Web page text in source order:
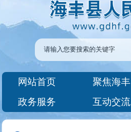
网站首页 聚焦海丰
政务服务
互动交流